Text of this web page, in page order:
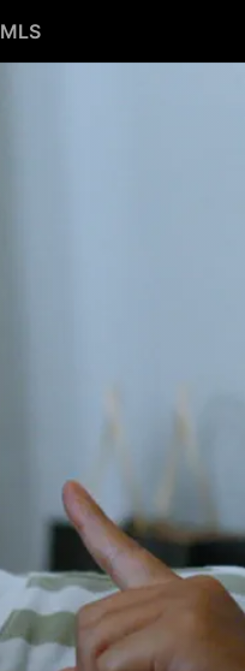
MLS